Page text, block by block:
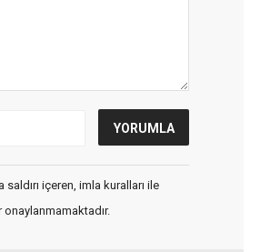
içeren, imla kuralları ile
onaylanmamaktadır.